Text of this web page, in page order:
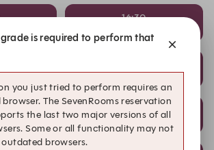
16:30
& DJ Triple D, dine, drink & DJ
& DJ
19:30
Triple D, dine, drink & DJ
is required to perform that
you just tried to perform requires an
The SevenRooms reservation
the last two major versions of all
Some or all functionality may not
browsers.